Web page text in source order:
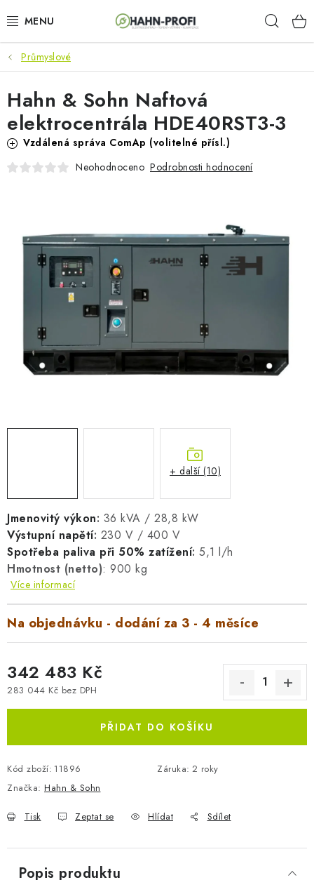
na
KLIMATIZACE
ELEKTROCENTRÁLY
ZAHRADNÍ TECHNIKA
STAVEBNÍ TECHNIKA
ODVLHČOVAČE
AKUMULAČNÍ KAMNA
ELEKTRICKÉ KRBY
Obchodní podmínky FAQ Servis Reklamace
Ochrana osobních údajů
Reklamační řád
Návody
Novinky Blog Reference
Průmyslové
Jmenovitý výkon: 36 kVA / 28,8 kW
Výstupní napětí: 230 V / 400 V
Spotřeba paliva při 50% zatížení: 5,1 l/h
Hmotnost (netto): 900 kg
Více informací
Na objednávku - dodání za 3 - 4 měsíce
342 483 Kč
283 044 Kč bez DPH
PŘIDAT DO KOŠÍKU
Kód zboží: 11896 Záruka: 2 roky
Značka: Hahn & Sohn
Tisk Zeptat se Hlídat Sdílet
Hahn & Sohn Naftová
elektrocentrála HDE40RST3-3
Vzdálená správa ComAp (volitelné přísl.)
Neohodnoceno Podrobnosti hodnocení
+ další (10)
Popis produktu